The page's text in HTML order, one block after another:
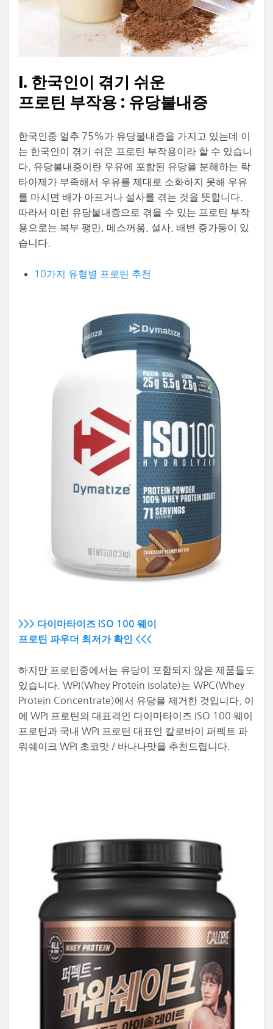
I. 한국인이 겪기 쉬운
프로틴 부작용 : 유당불내증
한국인중 얼추 75%가 유당불내증을 가지고 있는데 이
는 한국인이 겪기 쉬운 프로틴 부작용이라 할 수 있습니
다. 유당불내증이란 우유에 포함된 유당을 분해하는 락
타아제가 부족해서 우유를 제대로 소화하지 못해 우유
를 마시면 배가 아프거나 설사를 겪는 것을 뜻합니다.
따라서 이런 유당불내증으로 겪을 수 있는 프로틴 부작
용으로는 복부 팽만, 메스꺼움, 설사, 배변 증가등이 있
습니다.
10가지 유형별 프로틴 추천
>>> 다이마타이즈 ISO 100 웨이
프로틴 파우더 최저가 확인 <<<
하지만 프로틴중에서는 유당이 포함되지 않은 제품들도
있습니다. WPI(Whey Protein Isolate)는 WPC(Whey
Protein Concentrate)에서 유당을 제거한 것입니다. 이
에 WPI 프로틴의 대표격인 다이마타이즈 ISO 100 웨이
프로틴과 국내 WPI 프로틴 대표인 칼로바이 퍼펙트 파
워쉐이크 WPI 초코맛 / 바나나맛을 추천드립니다.